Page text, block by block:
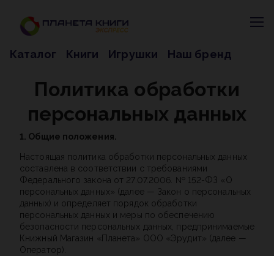
Каталог Книги Игрушки Наш бренд
Политика обработки
персональных данных
1. Общие положения.
Настоящая политика обработки персональных данных
составлена в соответствии с требованиями
Федерального закона от 27.07.2006. № 152-ФЗ «О
персональных данных» (далее — Закон о персональных
данных) и определяет порядок обработки
персональных данных и меры по обеспечению
безопасности персональных данных, предпринимаемые
Книжный Магазин «Планета» ООО «Эрудит» (далее —
Оператор).